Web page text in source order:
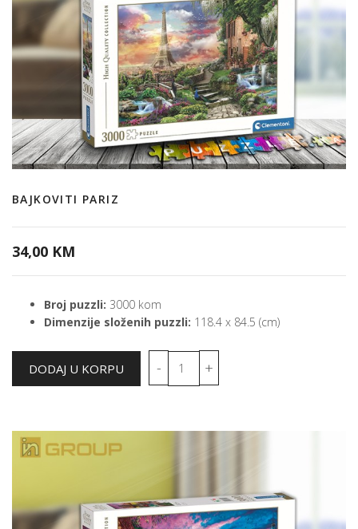
BAJKOVITI PARIZ
34,00 KM
Broj puzzli: 3000 kom
Dimenzije složenih puzzli: 118.4 x 84.5 (cm)